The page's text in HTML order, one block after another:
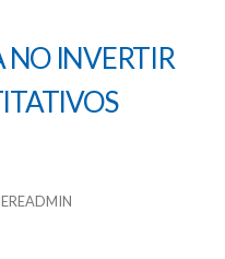
NO INVERTIR